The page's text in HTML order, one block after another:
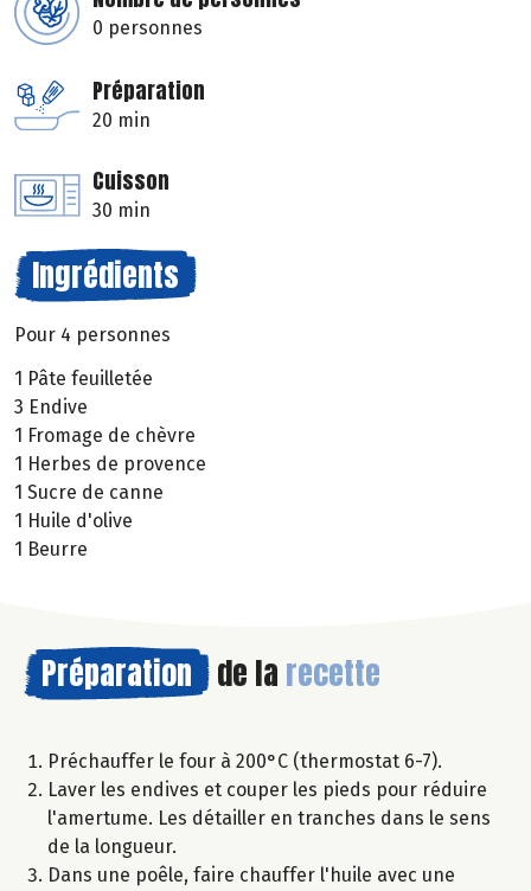
0 personnes
Préparation
20 min
Cuisson
30 min
Ingrédients
Pour 4 personnes
1 Pâte feuilletée
3 Endive
1 Fromage de chèvre
1 Herbes de provence
1 Sucre de canne
1 Huile d'olive
1 Beurre
Préparation de la recette
Préchauffer le four à 200°C (thermostat 6-7).
Laver les endives et couper les pieds pour réduire
l'amertume. Les détailler en tranches dans le sens
de la longueur.
Dans une poêle, faire chauffer l'huile avec une